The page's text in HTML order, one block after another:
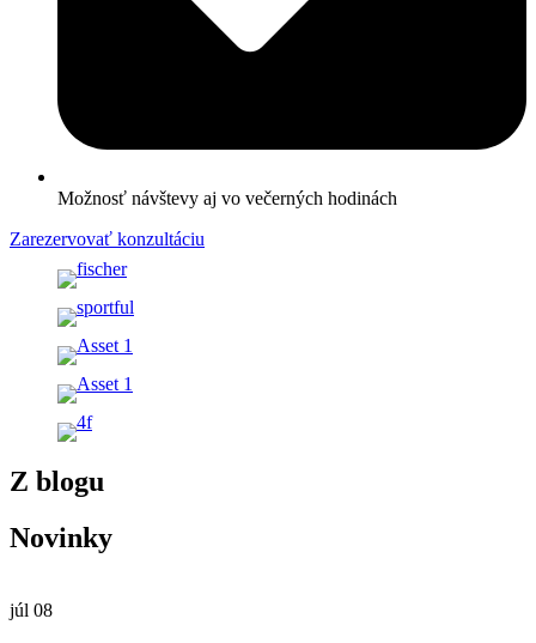
Možnosť návštevy aj vo večerných hodinách
Zarezervovať konzultáciu
Z blogu
Novinky
júl 08